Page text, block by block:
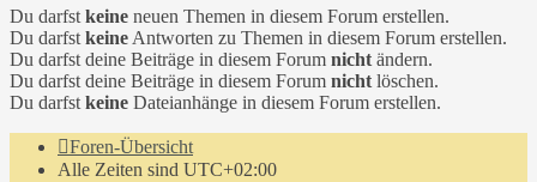
Du darfst keine neuen Themen in diesem Forum erstellen.
Du darfst keine Antworten zu Themen in diesem Forum erstellen.
Du darfst deine Beiträge in diesem Forum nicht ändern.
Du darfst deine Beiträge in diesem Forum nicht löschen.
Du darfst keine Dateianhänge in diesem Forum erstellen.
Foren-Übersicht
Alle Zeiten sind UTC+02:00